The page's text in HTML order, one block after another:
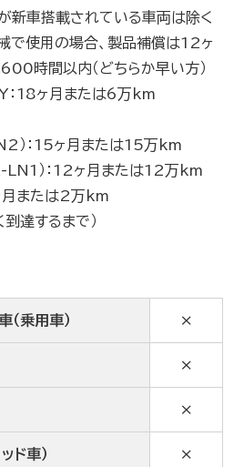
新車搭載されている車両は除く
械で使用の場合、製品補償は12ヶ
時間以内（どちらか早い方）
18ヶ月または6万km
：15ヶ月または15万km
）：12ヶ月または12万km
月または2万km
達するまで）
（乗用車） ×
×
×
ド車） ×